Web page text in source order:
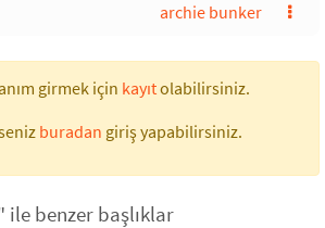
archie bunker
girmek için kayıtolabilirsiniz.
buradan giriş yapabilirsiniz.
benzer başlıklar